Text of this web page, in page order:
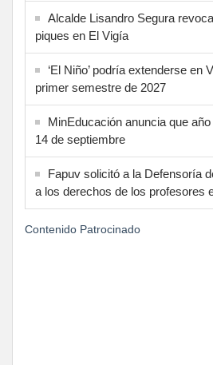
Alcalde Lisandro Segura
piques en El Vigía
‘El Niño’ podría extenderse en
primer semestre de 2027
MinEducación anuncia que
14 de septiembre
Fapuv solicitó a la Defensoría
a los derechos de los profesores
Contenido Patrocinado